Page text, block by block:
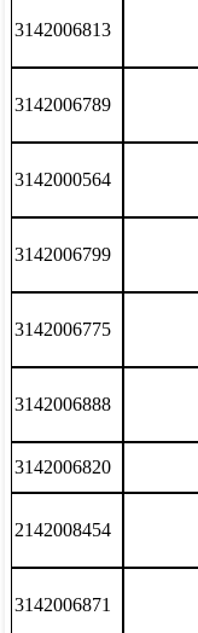
3142006813
3142006789
3142000564
3142006799
3142006775
3142006888
3142006820
2142008454
3142006871